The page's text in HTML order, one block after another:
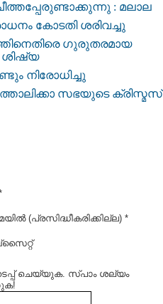
: മലാല
കോടതി ശരിവച്ചു
ഗുരുതരമായ
ശിഷ്യ
നിരോധിച്ചു
സഭയുടെ ക്രിസ്മസ്
(പ്രസിദ്ധീകരിക്കില്ല) *
ചെയ്യുക. സ്പാം ശല്യം